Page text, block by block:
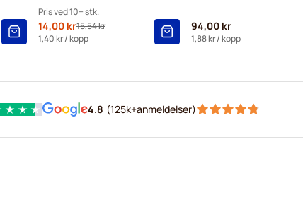
Pris ved 10+ stk.
Spesialpris
14,00 krVanlig pris
15,54 kr
1,40 kr/ kopp
1 =kr 15,54
10+ =kr 14,00 94,00 kr
1,88 kr/ kopp
4.8 (125k+anmeldelser)